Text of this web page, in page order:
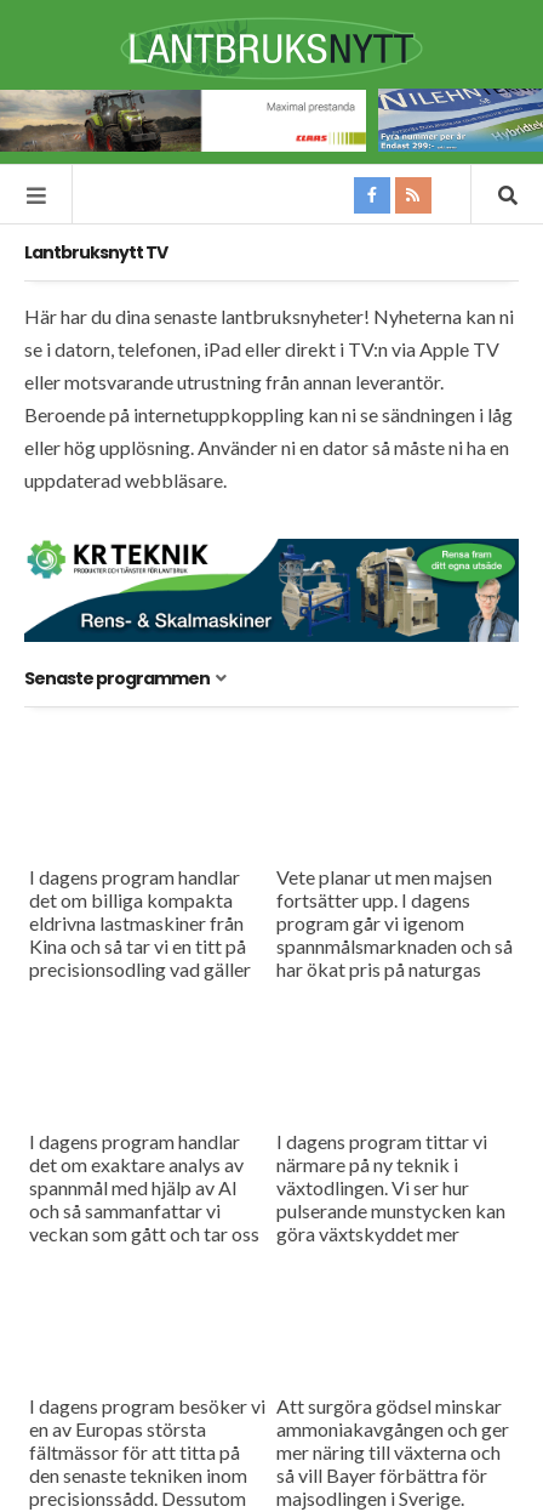
Lantbruksnytt TV
Här har du dina senaste lantbruksnyheter! Nyheterna kan ni
se i datorn, telefonen, iPad eller direkt i TV:n via Apple TV
eller motsvarande utrustning från annan leverantör.
Beroende på internetuppkoppling kan ni se sändningen i låg
eller hög upplösning. Använder ni en dator så måste ni ha en
uppdaterad webbläsare.
Senaste programmen
I dagens program handlar
det om billiga kompakta
eldrivna lastmaskiner från
Kina och så tar vi en titt på
precisionsodling vad gäller
Vete planar ut men majsen
fortsätter upp. I dagens
program går vi igenom
spannmålsmarknaden och så
har ökat pris på naturgas
I dagens program handlar
det om exaktare analys av
spannmål med hjälp av AI
och så sammanfattar vi
veckan som gått och tar oss
I dagens program tittar vi
närmare på ny teknik i
växtodlingen. Vi ser hur
pulserande munstycken kan
göra växtskyddet mer
I dagens program besöker vi
en av Europas största
fältmässor för att titta på
den senaste tekniken inom
precisionssådd. Dessutom
Att surgöra gödsel minskar
ammoniakavgången och ger
mer näring till växterna och
så vill Bayer förbättra för
majsodlingen i Sverige.